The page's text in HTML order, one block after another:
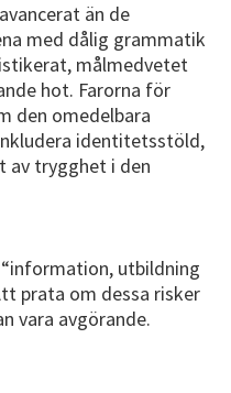
än de
med dålig grammatik
målmedvetet
hot. Farorna för
den omedelbara
identitetsstöld,
av trygghet i den
utbildning
prata om dessa risker
vara avgörande.